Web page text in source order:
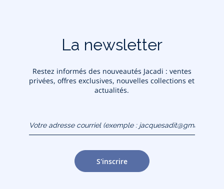
La newsletter
Restez informés des nouveautés Jacadi : ventes
privées, offres exclusives, nouvelles collections et
actualités.
(exemple :
jacquesadit@gmail.com)
S'inscrire